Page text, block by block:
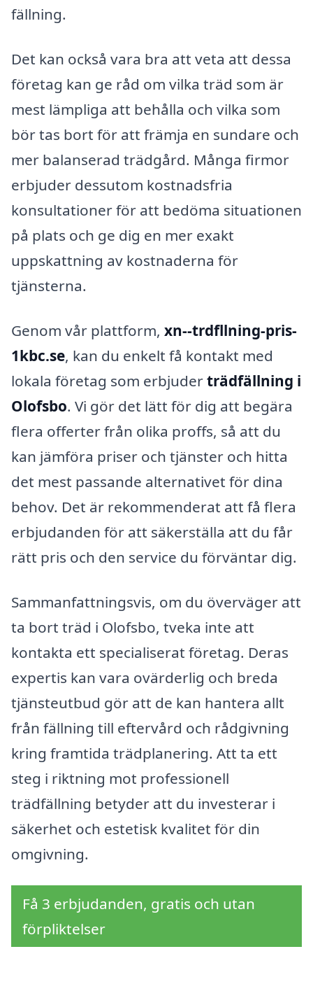
fällning.
Det kan också vara bra att veta att dessa
företag kan ge råd om vilka träd som är
mest lämpliga att behålla och vilka som
bör tas bort för att främja en sundare och
mer balanserad trädgård. Många firmor
erbjuder dessutom kostnadsfria
konsultationer för att bedöma situationen
på plats och ge dig en mer exakt
uppskattning av kostnaderna för
tjänsterna.
Genom vår plattform, xn--trdfllning-pris-
1kbc.se, kan du enkelt få kontakt med
lokala företag som erbjuderträdfällning i
Olofsbo. Vi gör det lätt för dig att begära
flera offerter från olika proffs, så att du
kan jämföra priser och tjänster och hitta
det mest passande alternativet för dina
behov. Det är rekommenderat att få flera
erbjudanden för att säkerställa att du får
rätt pris och den service du förväntar dig.
Sammanfattningsvis, om du överväger att
ta bort träd i Olofsbo, tveka inte att
kontakta ett specialiserat företag. Deras
expertis kan vara ovärderlig och breda
tjänsteutbud gör att de kan hantera allt
från fällning till eftervård och rådgivning
kring framtida trädplanering. Att ta ett
steg i riktning mot professionell
trädfällning betyder att du investerar i
säkerhet och estetisk kvalitet för din
omgivning.
Få 3 erbjudanden, gratis och utan
förpliktelser